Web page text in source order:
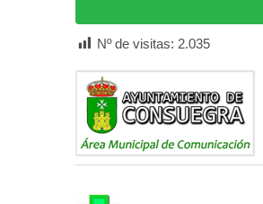
Nº de visitas: 2.035